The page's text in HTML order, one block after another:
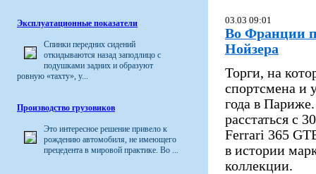
Эксплуатационные показатели
Спинки передних сидений
откидываются назад заподлицо с
подушками задних и образуют
ровную «тахту», у...
Производство грузовиков
Это интересное решение привело к
рождению автомобиля, не имеющего
прецедента в мировой практике. Во ...
03.03 09:01
Во Франции
Нойзера
Торги, на
спортсмена и
года в
расстаться с
Ferrari 365
в истории
коллекции.